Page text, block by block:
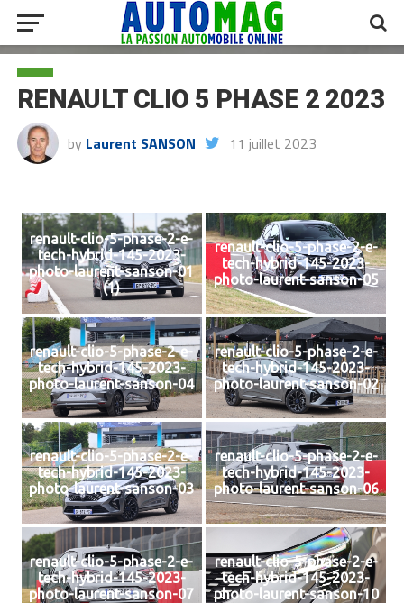
RENAULT CLIO 5 PHASE 2 2023
by Laurent SANSON 11 juillet 2023
renault-clio-5-phase-2-e-
tech-hybrid-145-2023-
photo-laurent-sanson-01
(1)
renault-clio-5-phase-2-e-
tech-hybrid-145-2023-
photo-laurent-sanson-05
renault-clio-5-phase-2-e-
tech-hybrid-145-2023-
photo-laurent-sanson-04
renault-clio-5-phase-2-e-
tech-hybrid-145-2023-
photo-laurent-sanson-02
renault-clio-5-phase-2-e-
tech-hybrid-145-2023-
photo-laurent-sanson-03
renault-clio-5-phase-2-e-
tech-hybrid-145-2023-
photo-laurent-sanson-06
renault-clio-5-phase-2-e-
tech-hybrid-145-2023-
photo-laurent-sanson-07
renault-clio-5-phase-2-e-
tech-hybrid-145-2023-
photo-laurent-sanson-10